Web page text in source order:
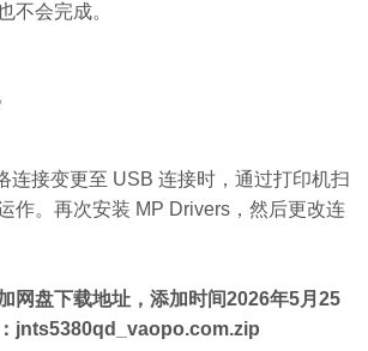
不会完成。
连接变更至 USB 连接时，通过打印机扫
作。再次安装 MP Drivers，然后更改连
网盘下载地址，添加时间2026年5月25
jnts5380qd_vaopo.com.zip